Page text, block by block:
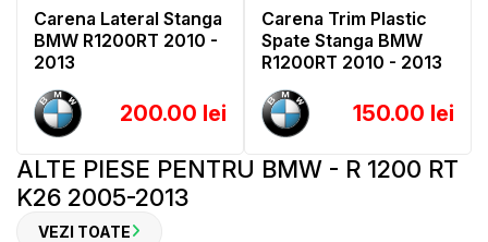
Carena Lateral Stanga
BMW R1200RT 2010 -
2013
200.00 lei
Carena Trim Plastic
Spate Stanga BMW
R1200RT 2010 - 2013
150.00 lei
ALTE PIESE PENTRU BMW - R 1200 RT
K26 2005-2013
VEZI TOATE